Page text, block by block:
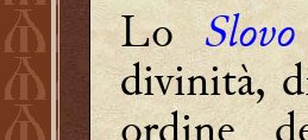
Lo
divinità,
ordine